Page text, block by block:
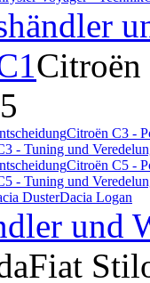
Citroën
Citroën C3 -
- Tuning und
Citroën C5 -
- Tuning und
DusterDacia Logan
und
Fiat